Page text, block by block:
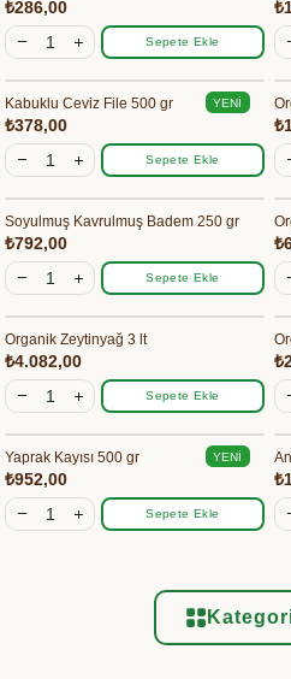
₺286,00
Sepete Ekle
Kabuklu Ceviz File 500 gr
₺378,00
Sepete Ekle
YENI
Soyulmuş Kavrulmuş Badem 250 gr
₺792,00
Sepete Ekle
Organik Zeytinyağ 3 lt
₺4.082,00
Sepete Ekle
Yaprak Kayısı 500 gr
₺952,00
Sepete Ekle
YENI